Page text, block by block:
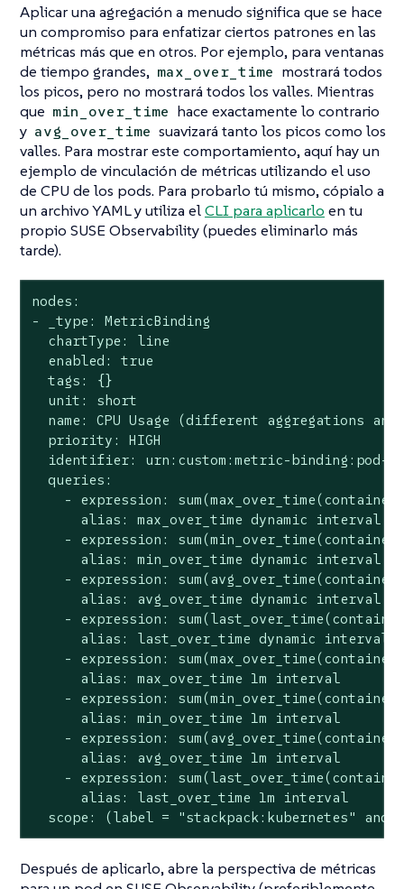
Aplicar una agregación a menudo significa que se hace
un compromiso para enfatizar ciertos patrones en las
métricas más que en otros. Por ejemplo, para ventanas
de tiempo grandes, max_over_time mostrará todos
los picos, pero no mostrará todos los valles. Mientras
que min_over_time hace exactamente lo contrario
y avg_over_time suavizará tanto los picos como los
valles. Para mostrar este comportamiento, aquí hay un
ejemplo de vinculación de métricas utilizando el uso
de CPU de los pods. Para probarlo tú mismo, cópialo a
un archivo YAML y utiliza elCLI para aplicarlo en tu
propio SUSE Observability (puedes eliminarlo más
tarde).
nodes:
- _type: MetricBinding
  chartType: line
  enabled: true
  tags: {}
  unit: short
name: CPU Usage (different aggregations and
  priority: HIGH
identifier: urn:custom:metric-binding:pod-
  queries:
- expression:
      alias: max_over_time dynamic interval
- expression:
      alias: min_over_time dynamic interval
- expression:
      alias: avg_over_time dynamic interval
- expression:
      alias: last_over_time dynamic interval
- expression:
      alias: max_over_time 1m interval
- expression:
      alias: min_over_time 1m interval
- expression:
      alias: avg_over_time 1m interval
- expression:
      alias: last_over_time 1m interval
scope: (label = "stackpack:kubernetes" and
Después de aplicarlo, abre la perspectiva de métricas